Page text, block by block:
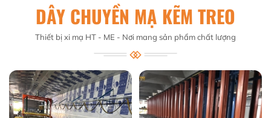
DÂY CHUYỀN MẠ KẼM TREO
Thiết bị xi mạ HT - ME - Nơi mang sản phẩm chất lượng